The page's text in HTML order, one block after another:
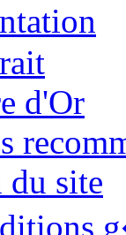
d'Or
du site